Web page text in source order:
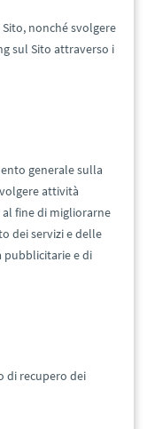
nonché svolgere
sul Sito attraverso i
generale sulla
attività
fine di migliorarne
dei servizi e delle
e di
di recupero dei